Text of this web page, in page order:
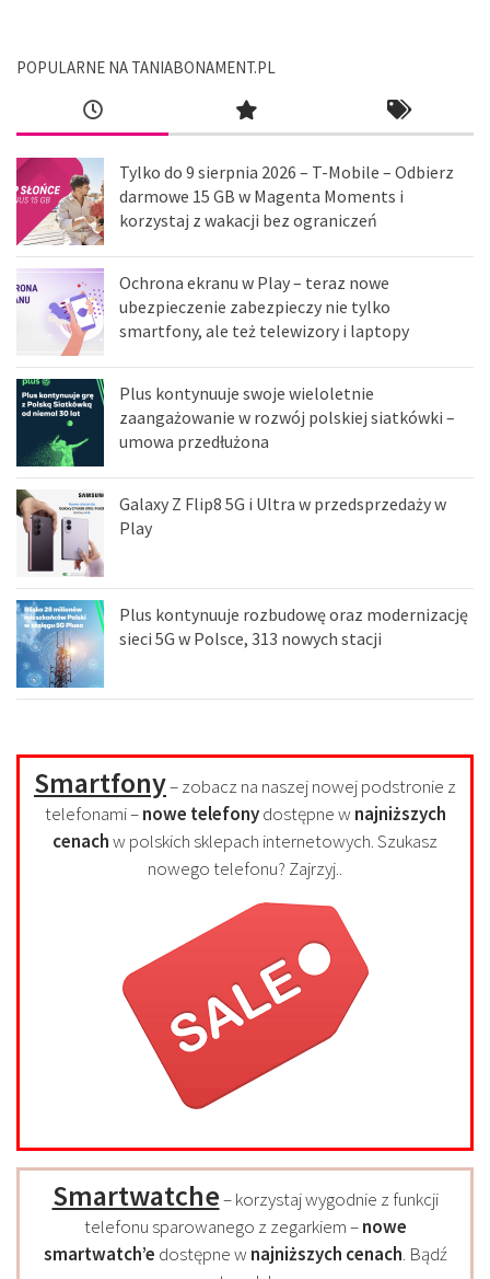
POPULARNE NA TANIABONAMENT.PL
Tylko do 9 sierpnia 2026 – T-Mobile – Odbierz
darmowe 15 GB w Magenta Moments i
korzystaj z wakacji bez ograniczeń
Ochrona ekranu w Play – teraz nowe
ubezpieczenie zabezpieczy nie tylko
smartfony, ale też telewizory i laptopy
Plus kontynuuje swoje wieloletnie
zaangażowanie w rozwój polskiej siatkówki –
umowa przedłużona
Galaxy Z Flip8 5G i Ultra w przedsprzedaży w
Play
Plus kontynuuje rozbudowę oraz modernizację
sieci 5G w Polsce, 313 nowych stacji
Smartfony– zobacz na naszej nowej podstronie z
telefonami –nowe telefonydostępne w najniższych
cenachw polskich sklepach internetowych. Szukasz
nowego telefonu? Zajrzyj..
Smartwatche– korzystaj wygodnie z funkcji
telefonu sparowanego z zegarkiem –nowe
smartwatch’e dostępne w najniższych cenach. Bądź